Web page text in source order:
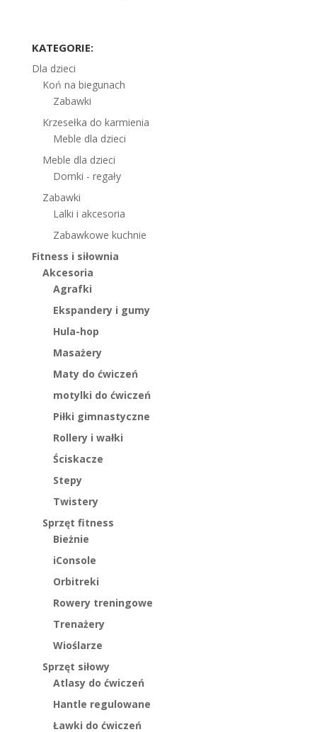
KATEGORIE:
Dla dzieci
Koń na biegunach
Zabawki
Krzesełka do karmienia
Meble dla dzieci
Meble dla dzieci
Domki - regały
Zabawki
Lalki i akcesoria
Zabawkowe kuchnie
Fitness i siłownia
Akcesoria
Agrafki
Ekspandery i gumy
Hula-hop
Masażery
Maty do ćwiczeń
motylki do ćwiczeń
Piłki gimnastyczne
Rollery i wałki
Ściskacze
Stepy
Twistery
Sprzęt fitness
Bieżnie
iConsole
Orbitreki
Rowery treningowe
Trenażery
Wioślarze
Sprzęt siłowy
Atlasy do ćwiczeń
Hantle regulowane
Ławki do ćwiczeń